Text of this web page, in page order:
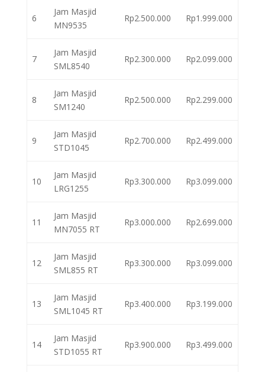
6
Jam Masjid
MN9535
Rp2.500.000 Rp1.999.000
7
Jam Masjid
SML8540
Rp2.300.000 Rp2.099.000
8
Jam Masjid
SM1240
Rp2.500.000 Rp2.299.000
9
Jam Masjid
STD1045
Rp2.700.000 Rp2.499.000
10
Jam Masjid
LRG1255
Rp3.300.000 Rp3.099.000
11
Jam Masjid
MN7055 RT
Rp3.000.000 Rp2.699.000
12
Jam Masjid
SML855 RT
Rp3.300.000 Rp3.099.000
13
Jam Masjid
SML1045 RT
Rp3.400.000 Rp3.199.000
14
Jam Masjid
STD1055 RT
Rp3.900.000 Rp3.499.000